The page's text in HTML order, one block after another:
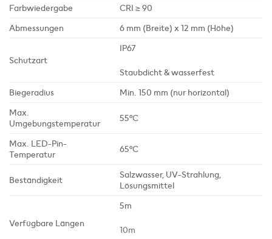
Farbwiedergabe
CRI ≥ 90
Abmessungen
6 mm (Breite) x 12 mm (Höhe)
Schutzart
IP67
Staubdicht & wasserfest
Biegeradius
Min. 150 mm (nur horizontal)
Max.
Umgebungstemperatur
55°C
Max. LED-Pin-
Temperatur
65°C
Beständigkeit
Salzwasser, UV-Strahlung,
Lösungsmittel
Verfügbare Längen
5m
10m